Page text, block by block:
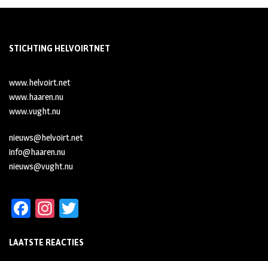
STICHTING HELVOIRTNET
www.helvoirt.net
www.haaren.nu
www.vught.nu
nieuws@helvoirt.net
info@haaren.nu
nieuws@vught.nu
Fa
b
In
ag tt
LAATSTE REACTIES